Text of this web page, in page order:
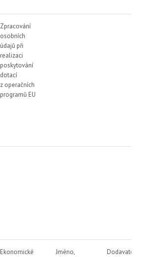
Zpracování
osobních
údajů při
realizaci
poskytování
dotací
z operačních
programů EU
Ekonomické
Jméno,
Dodavatel